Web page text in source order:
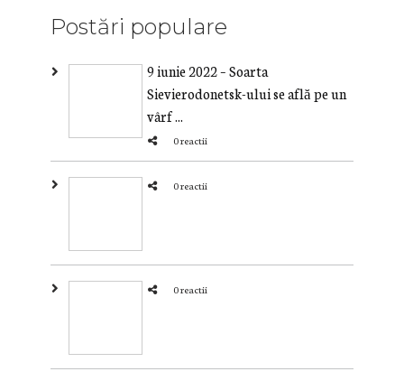
Postări populare
9 iunie 2022 – Soarta
Sievierodonetsk-ului se află pe un
vârf ...
0 reactii
0 reactii
0 reactii